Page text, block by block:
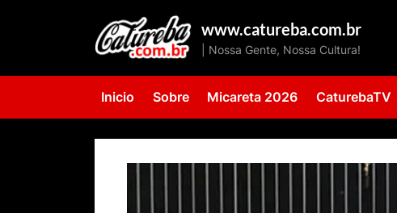
www.catureba.com.br
| Nossa Gente, Nossa Cultura!
Inicio Sobre Micareta 2026 CaturebaTV